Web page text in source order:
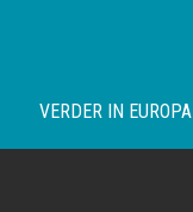
VERDER IN EUROPA